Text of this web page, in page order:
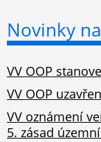
Novinky
VV OOP
VV OOP
VV oznámení
5. zásad